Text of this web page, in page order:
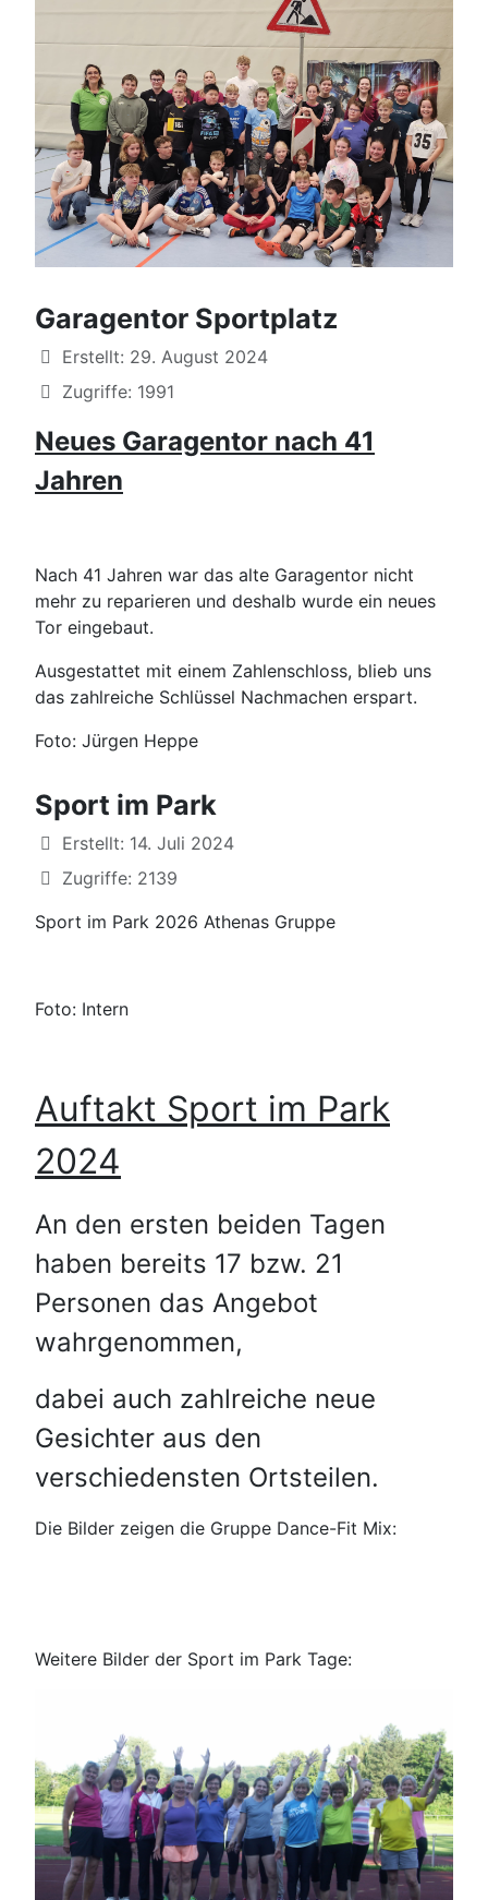
Garagentor Sportplatz
Details
Erstellt: 29. August 2024
Zugriffe: 1991
Neues Garagentor nach 41
Jahren
Nach 41 Jahren war das alte Garagentor nicht
mehr zu reparieren und deshalb wurde ein neues
Tor eingebaut.
Ausgestattet mit einem Zahlenschloss, blieb uns
das zahlreiche Schlüssel Nachmachen erspart.
Foto: Jürgen Heppe
Sport im Park
Details
Erstellt: 14. Juli 2024
Zugriffe: 2139
Sport im Park 2026 Athenas Gruppe
Foto: Intern
Auftakt Sport im Park
2024
An den ersten beiden Tagen
haben bereits 17 bzw. 21
Personen das Angebot
wahrgenommen,
dabei auch zahlreiche neue
Gesichter aus den
verschiedensten Ortsteilen.
Die Bilder zeigen die Gruppe Dance-Fit Mix:
Weitere Bilder der Sport im Park Tage: